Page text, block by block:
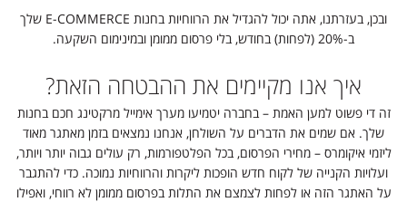
ובכן, בעזרתנו, אתה יכול להגדיל את הרווחיות בחנות E-COMMERCE שלך
ב-20% (לפחות) בחודש, בלי פרסום ממומן ובמינימום השקעה.
איך אנו מקיימים את ההבטחה הזאת?
זה די פשוט למען האמת – בחברה יטמיעו מערך אימייל מרקטינג חכם בחנות
שלך. אם שמים את הדברים על השולחן, אנחנו נמצאים בזמן מאתגר מאוד
ליזמי איקומרס – מחירי הפרסום, בכל הפלטפורמות, רק עולים גבוה יותר ויותר,
ועלויות הקנייה של לקוח חדש הופכות ליקרות והרווחיות נמוכה. כדי להתגבר
על האתגר הזה או לפחות לצמצם את התלות בפרסום ממומן לא רווחי, ואפילו